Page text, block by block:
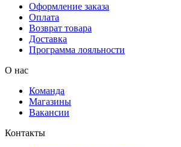
Оформление заказа
Оплата
Возврат товара
Доставка
Программа лояльности
О нас
Команда
Магазины
Вакансии
Контакты